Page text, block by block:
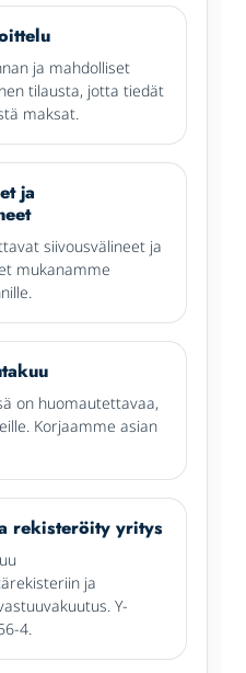
ja mahdolliset
tilausta, jotta tiedät
maksat.
ja
siivousvälineet ja
mukanamme
on huomautettavaa,
Korjaamme asian
rekisteröity yritys
ja
Y-
4.